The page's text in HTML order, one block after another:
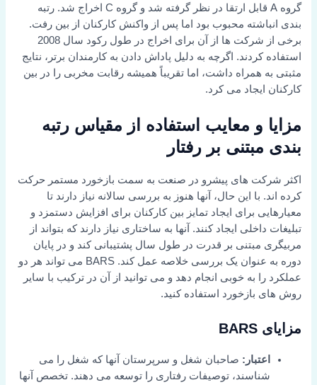
گروه A قابل ارتقا در نظر گرفته شد و گروه C اخراج شد. رتبه
بندی انباشته محبوب بود اما پس از واکنش کارکنان از بین رفت.
برخی از شرکت ها از آن برای اخراج در طول رکود سال 2008
استفاده کردند. اگرچه به دلیل پاداش دادن به کارمندان برتر، نتایج
مثبتی به همراه داشت، اما تقریباً همیشه رقابت مخربی را در بین
کارکنان ایجاد می کرد.
مزایا و معایب استفاده از مقیاس رتبه
بندی مبتنی بر رفتار
اکثر شرکت های پیشرو در صنعت به سمت بازخورد مستمر حرکت
کرده اند. با این حال، آنها هنوز به بررسی سالانه نیاز دارند تا
معیارهایی برای ایجاد تمایز بین کارکنان برای افزایش دستمزد و
تبلیغات داخلی ایجاد کنند. آنها به ساختاری نیاز دارند که بتواند از
مربیگری مبتنی بر قدرت در طول سال پشتیبانی کند و در پایان
دوره به عنوان یک بررسی خلاصه عمل کند. BARS می تواند هر دو
عملکرد را به خوبی انجام دهد و می توانید از آن در ترکیب با سایر
روش های بازخورد استفاده کنید.
مزایای BARS
اعتبار: صاحبان شغل و سرپرستان آنها که شغل را می
شناسند، توصیفات رفتاری را توسعه می دهند. تخصص آنها